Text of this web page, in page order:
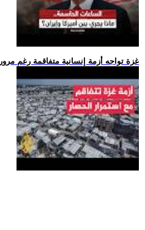
.. غزة تواجه أزمة إنسانية متفاقمة رغم مرور 300 يوم على اتفاق وق